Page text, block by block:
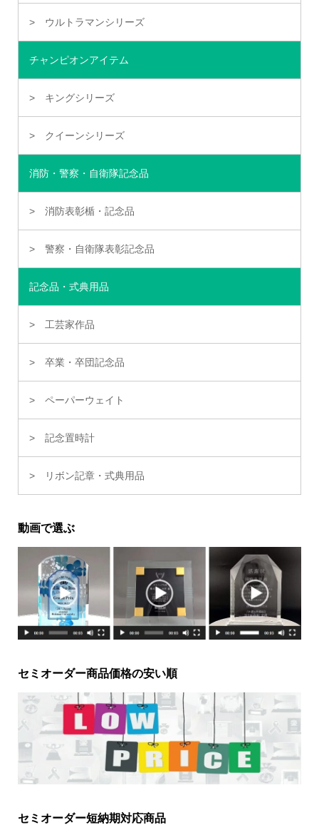
ウルトラマンシリーズ
チャンピオンアイテム
キングシリーズ
クイーンシリーズ
消防・警察・自衛隊記念品
消防表彰楯・記念品
警察・自衛隊表彰記念品
記念品・式典用品
工芸家作品
卒業・卒団記念品
ペーパーウェイト
記念置時計
リボン記章・式典用品
動画で選ぶ
セミオーダー商品価格の安い順
セミオーダー短納期対応商品